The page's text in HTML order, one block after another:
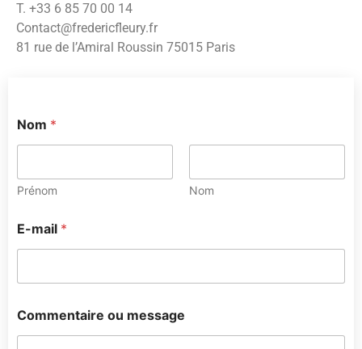
T. +33 6 85 70 00 14
Contact@fredericfleury.fr
81 rue de l’Amiral Roussin 75015 Paris
Nom *
Prénom Nom
E-mail *
Commentaire ou message